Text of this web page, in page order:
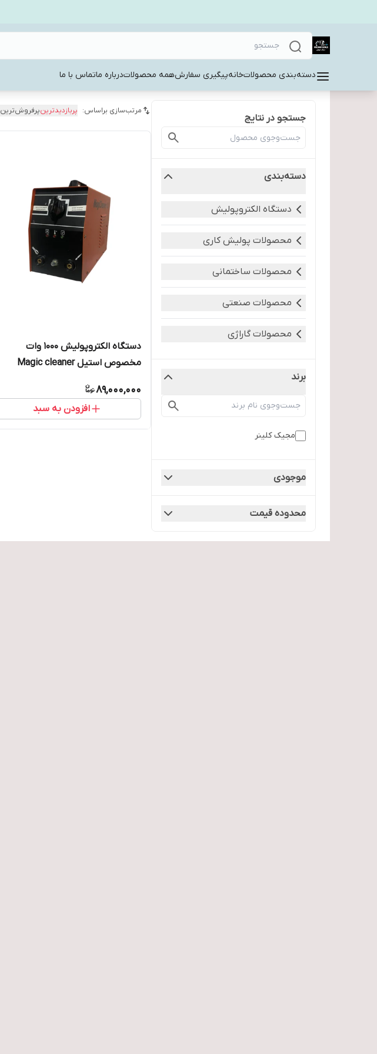
دسته‌بندی محصولاتخانهپیگیری سفارشهمه محصولاتدرباره ماتماس با ما
جستجو در نتایج
دسته‌بندی
دستگاه الکتروپولیش
محصولات پولیش کاری
محصولات ساختمانی
محصولات صنعتی
محصولات گاراژی
برند
مجیک کلینر
موجودی
محدوده قیمت
مرتب‌سازی براساس: پربازدیدترینپرفروش‌ترین
دستگاه الکتروپولیش 1000 وات
مخصوص استیل Magic cleaner
89,000,000
افزودن به سبد